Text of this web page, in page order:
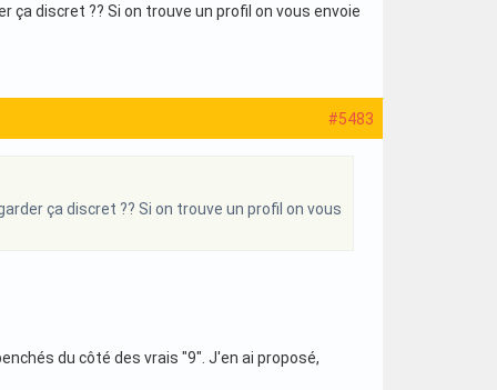
ça discret ?? Si on trouve un profil on vous envoie
#5483
ça discret ?? Si on trouve un profil on vous
du côté des vrais "9". J'en ai proposé,